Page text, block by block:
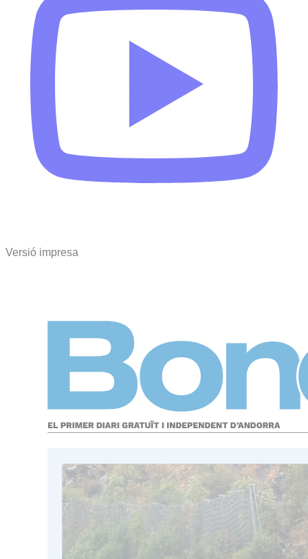
Versió impresa